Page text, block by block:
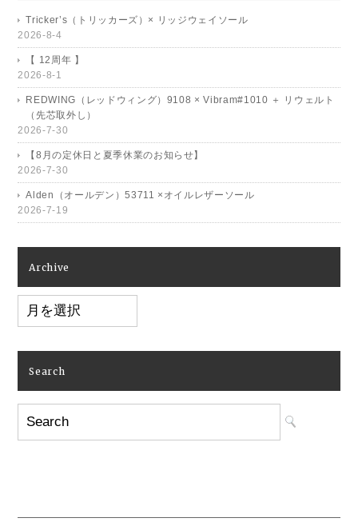
Tricker’s（トリッカーズ）× リッジウェイソール
2026-8-4
【 12周年 】
2026-8-1
REDWING（レッドウィング）9108 × Vibram#1010 ＋ リウェルト
（先芯取外し）
2026-7-30
【8月の定休日と夏季休業のお知らせ】
2026-7-30
Alden（オールデン）53711 ×オイルレザーソール
2026-7-19
Archive
Archive
Search